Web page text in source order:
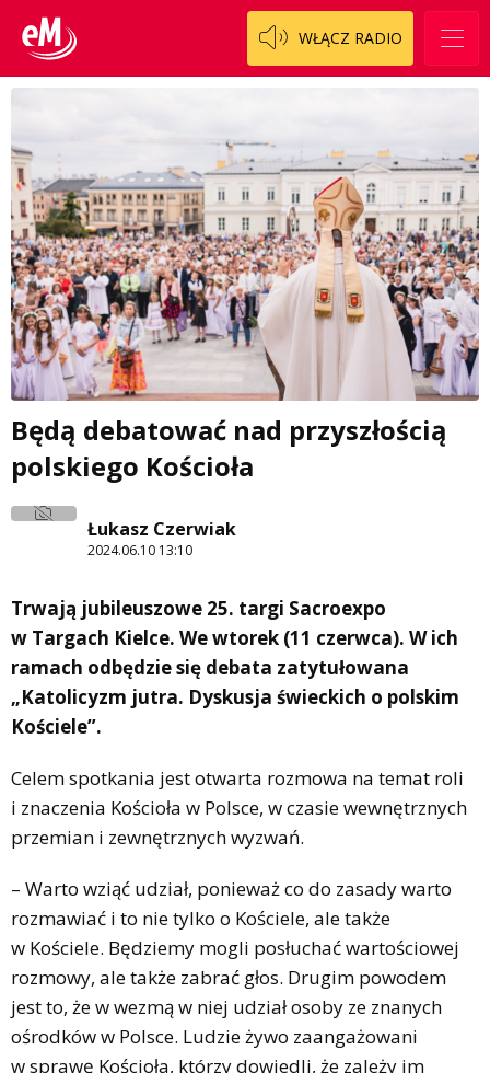
WŁĄCZ RADIO
Będą debatować nad przyszłością
polskiego Kościoła
Łukasz Czerwiak
2024.06.10 13:10
Trwają jubileuszowe 25. targi Sacroexpo
w Targach Kielce. We wtorek (11 czerwca). W ich
ramach odbędzie się debata zatytułowana
„Katolicyzm jutra. Dyskusja świeckich o polskim
Kościele”.
Celem spotkania jest otwarta rozmowa na temat roli
i znaczenia Kościoła w Polsce, w czasie wewnętrznych
przemian i zewnętrznych wyzwań.
– Warto wziąć udział, ponieważ co do zasady warto
rozmawiać i to nie tylko o Kościele, ale także
w Kościele. Będziemy mogli posłuchać wartościowej
rozmowy, ale także zabrać głos. Drugim powodem
jest to, że w wezmą w niej udział osoby ze znanych
ośrodków w Polsce. Ludzie żywo zaangażowani
w sprawę Kościoła, którzy dowiedli, że zależy im